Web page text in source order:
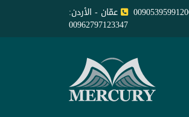
عمّان - الأردن:
00962797123347